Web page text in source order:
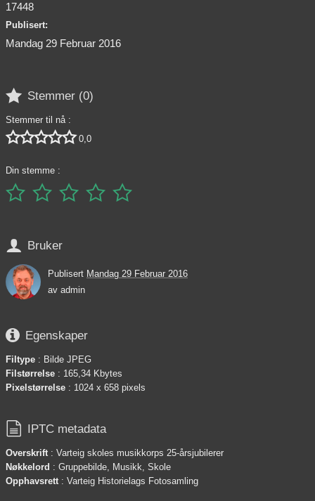
17448
Publisert:
Mandag 29 Februar 2016
 Stemmer (0)
Stemmer til nå :
 0,0
Din stemme :
    
 Bruker
Publisert Mandag 29 Februar 2016
av admin
 Egenskaper
Filtype : Bilde JPEG
Filstørrelse : 165,34 Kbytes
Pixelstørrelse : 1024 x 658 pixels
 IPTC metadata
Overskrift: Varteig skoles musikkorps 25-årsjubilerer
Nøkkelord : Gruppebilde, Musikk, Skole
Opphavsrett: Varteig Historielags Fotosamling